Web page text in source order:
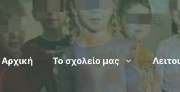
Αρχική Το σχολείο μας